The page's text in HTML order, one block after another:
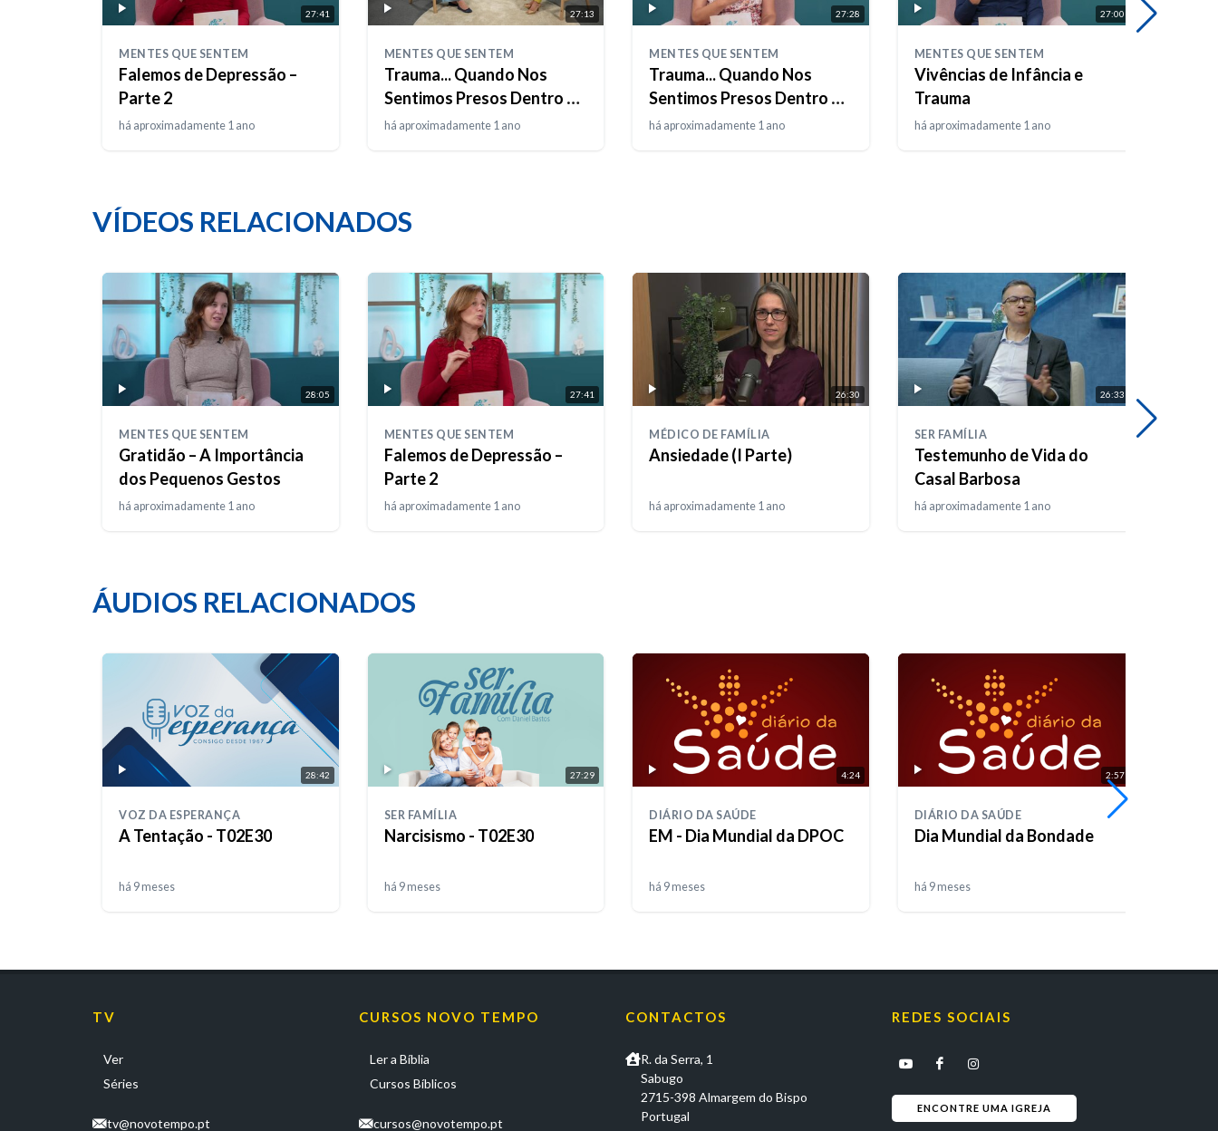
27:41
MENTES QUE SENTEM
Falemos de Depressão –
Parte 2
há aproximadamente 1 ano
27:13
MENTES QUE SENTEM
Trauma... Quando Nos
Sentimos Presos Dentro do
Nosso Corpo
há aproximadamente 1 ano
27:28
MENTES QUE SENTEM
Trauma... Quando Nos
Sentimos Presos Dentro da
Nossa Mente
há aproximadamente 1 ano
27:00
MENTES QUE SENTEM
Vivências de Infância e
Trauma
há aproximadamente 1 ano
VÍDEOS RELACIONADOS
28:05
MENTES QUE SENTEM
Gratidão – A Importância
dos Pequenos Gestos
há aproximadamente 1 ano
27:41
MENTES QUE SENTEM
Falemos de Depressão –
Parte 2
há aproximadamente 1 ano
26:30
MÉDICO DE FAMÍLIA
Ansiedade (I Parte)
há aproximadamente 1 ano
26:33
SER FAMÍLIA
Testemunho de Vida do
Casal Barbosa
há aproximadamente 1 ano
ÁUDIOS RELACIONADOS
28:42
VOZ DA ESPERANÇA
A Tentação - T02E30
há 9 meses
27:29
SER FAMÍLIA
Narcisismo - T02E30
há 9 meses
4:24
DIÁRIO DA SAÚDE
EM - Dia Mundial da DPOC
há 9 meses
2:57
DIÁRIO DA SAÚDE
Dia Mundial da Bondade
há 9 meses
TV
Ver
Séries
tv@novotempo.pt
CURSOS NOVO TEMPO
Ler a Bíblia
Cursos Bíblicos
cursos@novotempo.pt
CONTACTOS
R. da Serra, 1
Sabugo
2715-398 Almargem do Bispo
Portugal
REDES SOCIAIS
ENCONTRE UMA IGREJA